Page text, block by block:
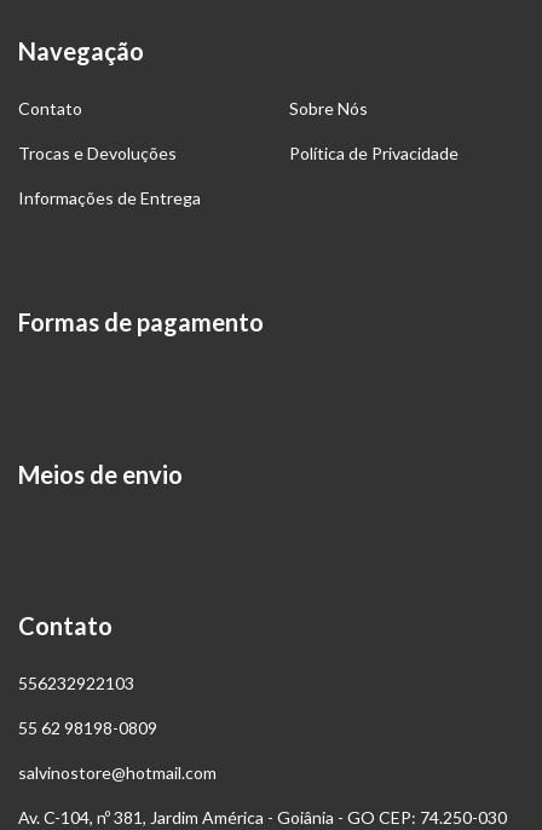
Navegação
Contato Sobre Nós
Trocas e Devoluções Política de Privacidade
Informações de Entrega
Formas de pagamento
Meios de envio
Contato
556232922103
55 62 98198-0809
salvinostore@hotmail.com
Av. C-104, nº 381, Jardim América - Goiânia - GO CEP: 74.250-030